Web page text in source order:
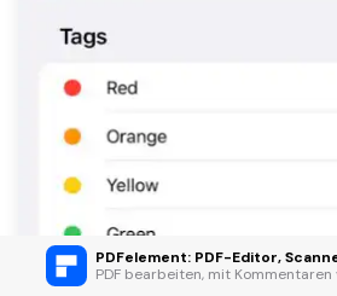
PDFelement: PDF-Editor,
PDF bearbeiten, mit Kommentaren